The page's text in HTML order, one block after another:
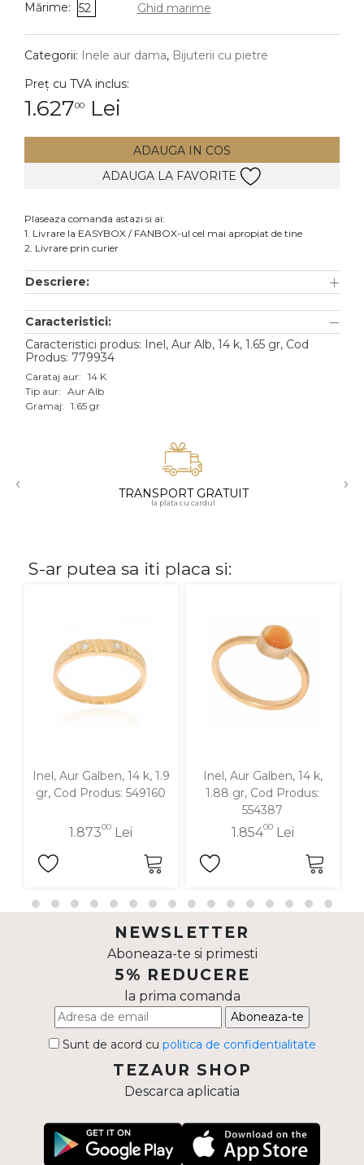
DIAMANTE Vezi toate
Cercei
Accesorii
Aur alb
Aur roz
Aur mixt
18K
Diamante
Mărime: 52 Ghid marime
Categorii: Inele aur dama, Bijuterii cu pietre
Preț cu TVA inclus:
1.62700 Lei
ADAUGA IN COS
ADAUGA LA FAVORITE
Plaseaza comanda astazi si ai:
1. Livrare la EASYBOX / FANBOX-ul cel mai apropiat de tine
2. Livrare prin curier
Descriere:
Caracteristici:
Caracteristici produs: Inel, Aur Alb, 14 k, 1.65 gr, Cod
Produs: 779934
Carataj aur: 14 K
Tip aur: Aur Alb
Gramaj: 1.65 gr
‹ TRANSPORT GRATUIT
la plata cu cardul
›
S-ar putea sa iti placa si:
Inel, Aur Galben, 14 k, 1.9
gr, Cod Produs: 549160
1.87300 Lei
Inel, Aur Galben, 14 k,
1.88 gr, Cod Produs:
554387
1.85400Lei
NEWSLETTER
Aboneaza-te si primesti
5% REDUCERE
la prima comanda
Aboneaza-te
Sunt de acord cu politica de confidentialitate
TEZAUR SHOP
Descarca aplicatia